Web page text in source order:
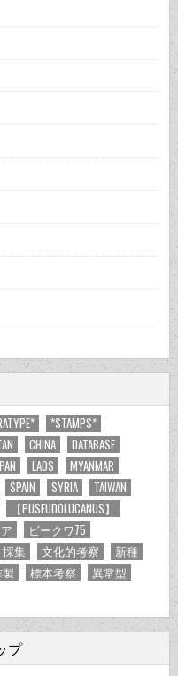
*STAMPS*
CHINA
DATABASE
LAOS
MYANMAR
SPAIN SYRIA
TAIWAN
【PUSEUDOLUCANUS】
ビークワ75
採集 文化的考察
新種
標本考察
異常型
プ